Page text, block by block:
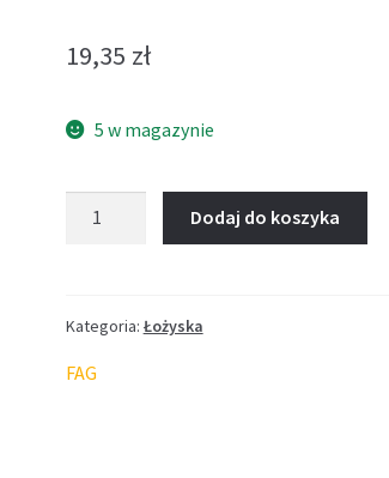
19,35 zł
5 w magazynie
Dodaj do koszyka
Kategoria: Łożyska
FAG